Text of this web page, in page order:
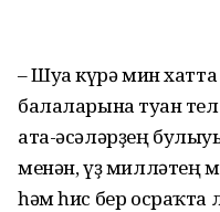
– Шуға күрә мин
балаларына туған
ата-әсәләрҙең
менән, үҙ милләтең
һәм һис бер